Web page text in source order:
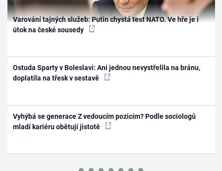
Varování tajných služeb: Putin chystá test NATO. Ve hře je i
útok na české sousedy
Ostuda Sparty v Boleslavi: Ani jednou nevystřelila na bránu,
doplatila na třesk v sestavě
Vyhýbá se generace Z vedoucím pozicím? Podle sociologů
mladí kariéru obětují jistotě